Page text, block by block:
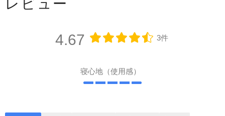
レビュー
4.67 3件
寝心地（使用感）